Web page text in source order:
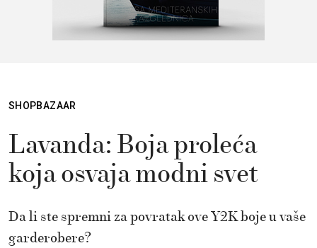
SHOPBAZAAR
Lavanda: Boja proleća
koja osvaja modni svet
Da li ste spremni za povratak ove Y2K boje u vaše
garderobere?